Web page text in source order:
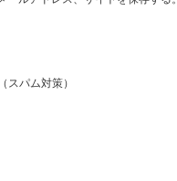
パム対策）